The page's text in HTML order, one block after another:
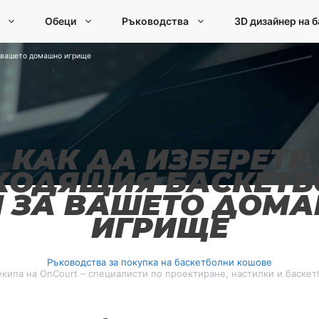
Обеци Ръководства 3D дизайнер на
домашно игрище
КАК ДА ИЗБЕРЕТЕ
ЗА ВАШЕТО
ИГРИЩЕ
Ръководства за покупка на баскетболни кошове
на OnCourt – специалисти по проектиране, настилки и